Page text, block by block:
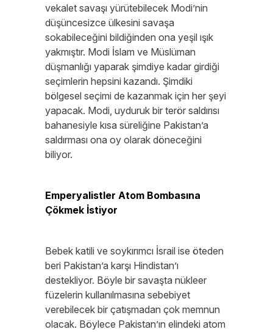
vekalet savaşı yürütebilecek Modi’nin
düşüncesizce ülkesini savaşa
sokabileceğini bildiğinden ona yeşil ışık
yakmıştır. Modi İslam ve Müslüman
düşmanlığı yaparak şimdiye kadar girdiği
seçimlerin hepsini kazandı. Şimdiki
bölgesel seçimi de kazanmak için her şeyi
yapacak. Modi, uyduruk bir terör saldırısı
bahanesiyle kısa süreliğine Pakistan’a
saldırması ona oy olarak döneceğini
biliyor.
Emperyalistler Atom Bombasına
Çökmek İstiyor
Bebek katili ve soykırımcı İsrail ise öteden
beri Pakistan’a karşı Hindistan’ı
destekliyor. Böyle bir savaşta nükleer
füzelerin kullanılmasına sebebiyet
verebilecek bir çatışmadan çok memnun
olacak. Böylece Pakistan’ın elindeki atom